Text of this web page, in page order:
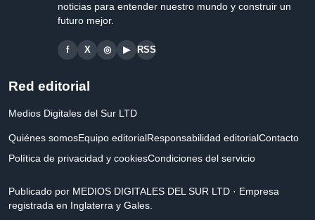
noticias para entender nuestro mundo y construir un
futuro mejor.
f X ◎ ▶ RSS
Red editorial
Medios Digitales del Sur LTD
Quiénes somosEquipo editorialResponsabilidad editorialContacto
Política de privacidad y cookiesCondiciones del servicio
Publicado por MEDIOS DIGITALES DEL SUR LTD · Empresa
registrada en Inglaterra y Gales.